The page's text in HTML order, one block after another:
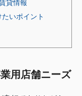
貸情報
いポイント
用店舗ニーズ